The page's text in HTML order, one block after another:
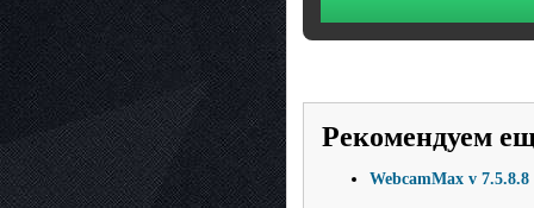
Рекомендуем
WebcamMax v